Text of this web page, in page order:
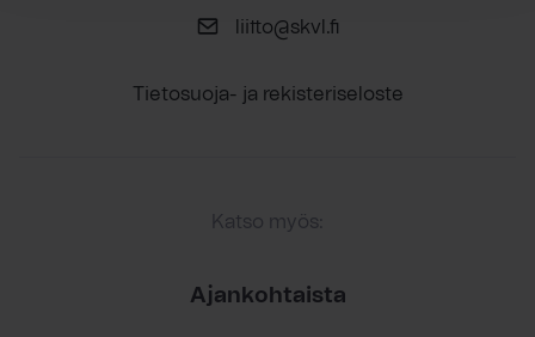
liitto@skvl.fi
Tietosuoja- ja rekisteriseloste
Katso myös:
Ajankohtaista